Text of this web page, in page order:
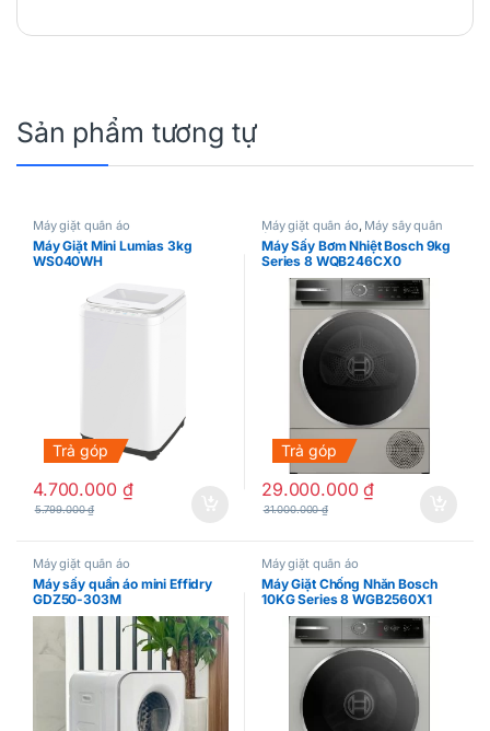
Sản phẩm tương tự
Máy giặt quần áo
Máy Giặt Mini Lumias 3kg
WS040WH
Trả góp
4.700.000 ₫
5.799.000₫
Máy giặt quần áo, Máy sấy quần
áo
Máy Sấy Bơm Nhiệt Bosch 9kg
Series 8 WQB246CX0
Trả góp
29.000.000₫
31.000.000₫
Máy giặt quần áo
Máy sấy quần áo mini Effidry
GDZ50-303M
Máy giặt quần áo
Máy Giặt Chống Nhăn Bosch
10KG Series 8 WGB2560X1